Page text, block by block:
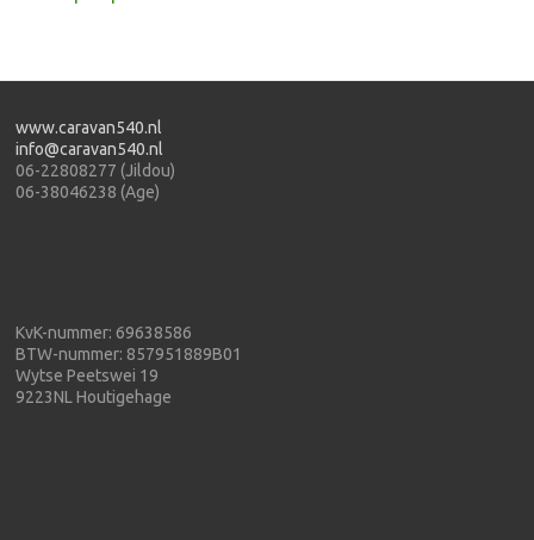
www.caravan540.nl
info@caravan540.nl
06-22808277 (Jildou)
06-38046238 (Age)
KvK-nummer: 69638586
BTW-nummer: 857951889B01
Wytse Peetswei 19
9223NL Houtigehage